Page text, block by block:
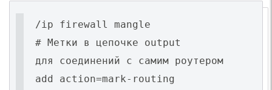
/ip firewall mangle
# Метки в цепочке output
для соединений с самим роутером
add action=mark-routing